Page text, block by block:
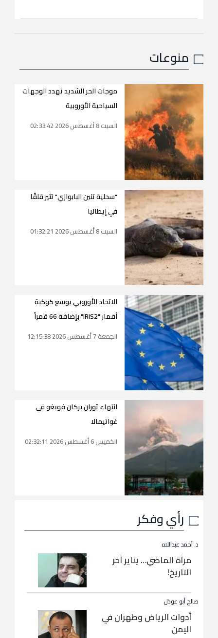
منوعات
موجات الحر الشديد تهدد الوجهات
السياحية الأوروبية
السبت 8 أغسطس 2026 02:33:42
"سحلية تنين البابوازي" تثير قلقًا
في إيطاليا
السبت 8 أغسطس 2026 01:32:21
الاتحاد الأوروبي يوسع كوكبة
أقمار "IRIS2" بإضافة 66 قمراً
الجمعة 7 أغسطس 2026 12:15:38
انتهاء ثوران بركان فويغو في
غواتيمالا
الخميس 6 أغسطس 2026 02:32:11
رأي وفكر
د. أحمد عبداللاه
مرآة الماضي… يناير آخر
التاريخ!
صالح أبو عوذل
أدوات الرياض وطهران في
اليمن